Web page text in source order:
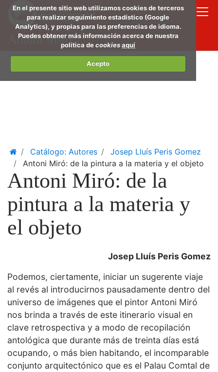
En el presente sitio web utilizamos cookies de terceros
para realizar seguimiento estadístico (Google
Analytics), y propias para las preferencias de idioma.
Puedes obtener más información acerca de nuestra
política decookiesaquí
Acepto
Saltar
al
Antoni Miró
HomeCatálogo: Autores
Josep Lluís Peris Gomez
Antoni Miró: de la pintura a la materia y el objeto
Antoni Miró: de la
pintura a la materia y
el objeto
Josep Lluís Peris Gomez
Podemos, ciertamente, iniciar un sugerente viaje
al revés al introducirnos pausadamente dentro del
universo de imágenes que el pintor Antoni Miró
nos brinda a través de este itinerario visual en
clave retrospectiva y a modo de recopilación
antológica que durante más de treinta días está
ocupando, o más bien habitando, el incomparable
conjunto arquitectónico que es el Palau Comtal de